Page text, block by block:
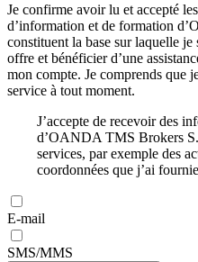
Je confirme avoir lu et accepté les
d’information et de formation
constituent la base sur laquelle
offre et bénéficier d’une
mon compte. Je comprends que
service à tout moment.
J’accepte de recevoir des
d’OANDA TMS Brokers
services, par exemple des
coordonnées que j’ai
E-mail
SMS/MMS